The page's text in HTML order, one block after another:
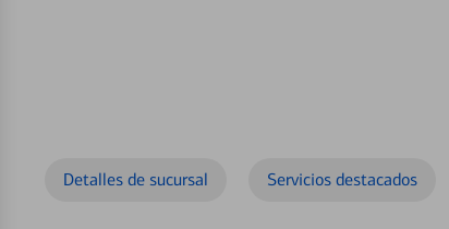
Detalles de sucursal Servicios destacados